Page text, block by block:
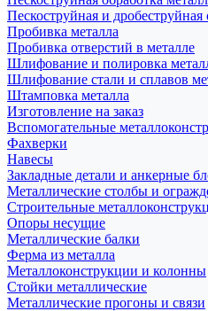
Пескоструйная и дробеструйная
Пробивка металла
Пробивка отверстий в металле
Шлифование и полировка
Шлифование стали и сплавов
Штамповка металла
Изготовление на заказ
Вспомогательные
Фахверки
Навесы
Закладные детали и анкерные
Металлические столбы и
Строительные
Опоры несущие
Металлические балки
Ферма из металла
Металлоконструкции и колонны
Стойки металлические
Металлические прогоны и связи